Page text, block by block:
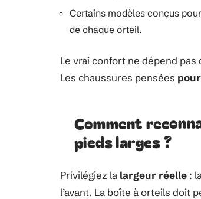
Certains modèles conçus
de chaque orteil.
Le vrai confort ne dépend
Les chaussures pensées
Comment
pieds larges ?
Privilégiez la largeur réelle :
l’avant. La boîte à orteils doit